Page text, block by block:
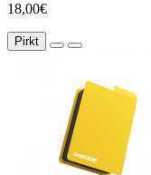
18,00€
Pirkt